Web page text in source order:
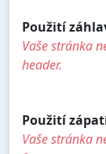
Použití
Vaše stránka
header.
Použití
Vaše stránka